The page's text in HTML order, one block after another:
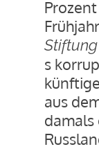
s
aus